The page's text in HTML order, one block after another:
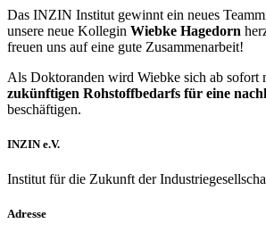
Das INZIN Institut gewinnt ein neues
unsere neue Kollegin Wiebke Hagedorn
freuen uns auf eine gute Zusammenarbeit!
Als Doktoranden wird Wiebke sich ab sofort
zukünftigen Rohstoffbedarfs für eine
beschäftigen.
INZIN e.V.
Institut für die Zukunft der
Adresse